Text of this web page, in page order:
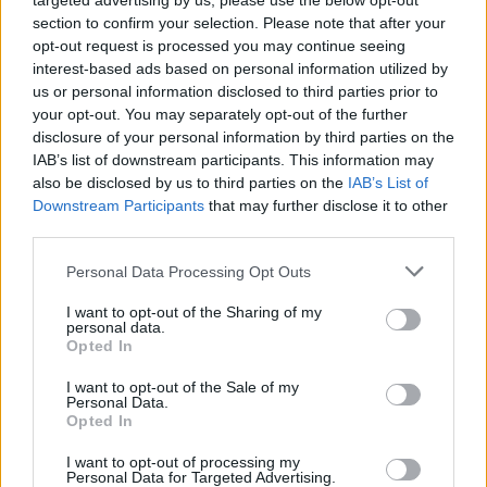
section to confirm your selection. Please note that after your
opt-out request is processed you may continue seeing
interest-based ads based on personal information utilized by
us or personal information disclosed to third parties prior to
your opt-out. You may separately opt-out of the further
disclosure of your personal information by third parties on the
IAB’s list of downstream participants. This information may
also be disclosed by us to third parties on the IAB’s List of
Downstream Participants that may further disclose it to other
Personal Data Processing Opt Outs
I want to opt-out of the Sharing of my
personal data.
Opted In
I want to opt-out of the Sale of my
Personal Data.
Opted In
I want to opt-out of processing my
Personal Data for Targeted Advertising.
Cette boisson est idéale après un repas copieux ou en
cas de coup de froid.
Précautions et contre-indications du
gingembre
Le gingembre est généralement bien toléré, mais il
Grossesse: la consommation modérée est sans
danger pour les nausées, mais il vaut mieux éviter
les doses élevées.
l’effet de certains médicaments fluidifiants,
demandez conseil à un professionnel de santé.
ce qui peut être gênant en cas de calculs.